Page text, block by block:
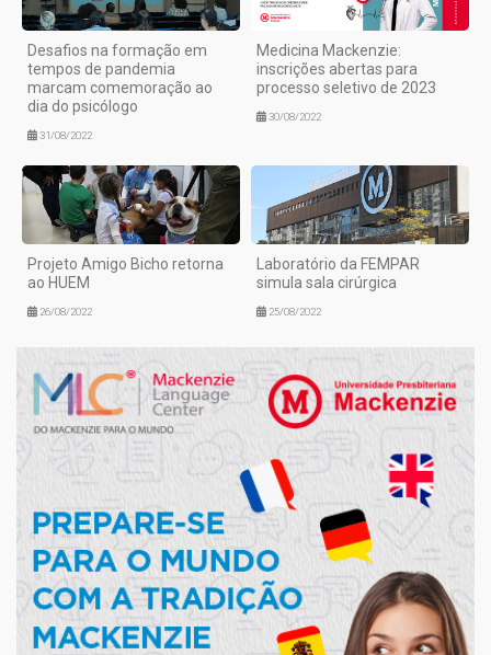
Desafios na formação em
tempos de pandemia
marcam comemoração ao
dia do psicólogo
31/08/2022
Medicina Mackenzie:
inscrições abertas para
processo seletivo de 2023
30/08/2022
Projeto Amigo Bicho retorna
ao HUEM
26/08/2022
Laboratório da FEMPAR
simula sala cirúrgica
25/08/2022